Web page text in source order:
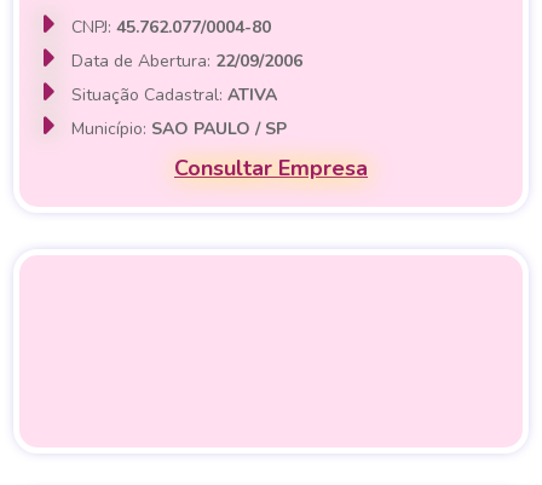
CNPJ:45.762.077/0004-80
Data de Abertura: 22/09/2006
Situação Cadastral:ATIVA
Município: SAO PAULO / SP
Consultar Empresa